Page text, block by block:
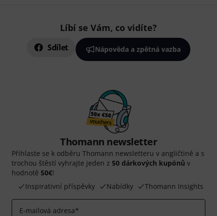
Líbí se Vám, co vidíte?
Sdílet Nápověda a zpětná vazba
Thomann newsletter
Přihlaste se k odběru Thomann newsletteru v angličtině a s
trochou štěstí vyhrajte jeden z 50 dárkových kupónů v
hodnotě 50€!
Inspirativní příspěvky
Nabídky Thomann Insights
E-mailová adresa*